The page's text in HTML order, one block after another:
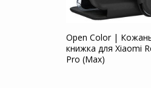
Open Color |
книжка для Xiaomi
Pro (Max)